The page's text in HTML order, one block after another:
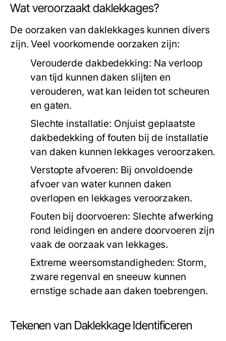
Wat veroorzaakt daklekkages?
De oorzaken van daklekkages kunnen divers
zijn. Veel voorkomende oorzaken zijn:
Verouderde dakbedekking: Na verloop
van tijd kunnen daken slijten en
verouderen, wat kan leiden tot scheuren
en gaten.
Slechte installatie: Onjuist geplaatste
dakbedekking of fouten bij de installatie
van daken kunnen lekkages veroorzaken.
Verstopte afvoeren: Bij onvoldoende
afvoer van water kunnen daken
overlopen en lekkages veroorzaken.
Fouten bij doorvoeren: Slechte afwerking
rond leidingen en andere doorvoeren zijn
vaak de oorzaak van lekkages.
Extreme weersomstandigheden: Storm,
zware regenval en sneeuw kunnen
ernstige schade aan daken toebrengen.
Tekenen van Daklekkage Identificeren